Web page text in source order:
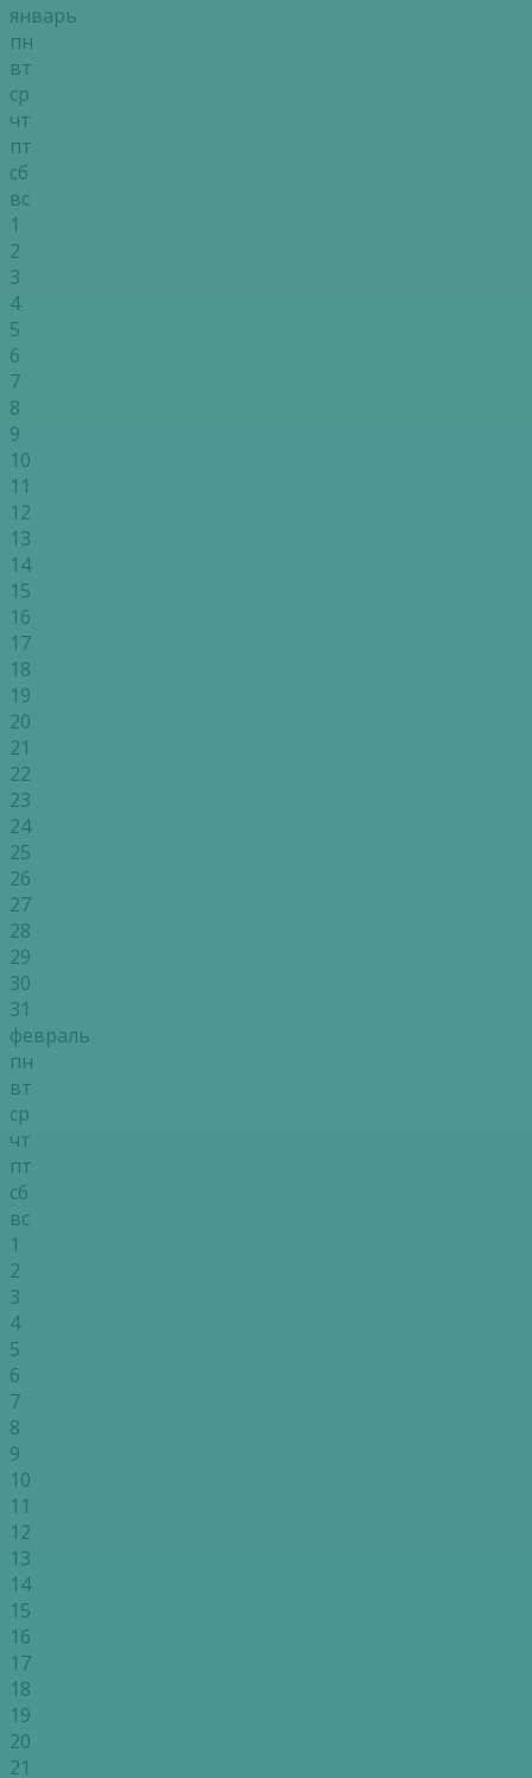
январь
пн
вт
ср
чт
пт
сб
вс
1
2
3
4
5
6
7
8
9
10
11
12
13
14
15
16
17
18
19
20
21
22
23
24
25
26
27
28
29
30
31
февраль
пн
вт
ср
чт
пт
сб
вс
1
2
3
4
5
6
7
8
9
10
11
12
13
14
15
16
17
18
19
20
21